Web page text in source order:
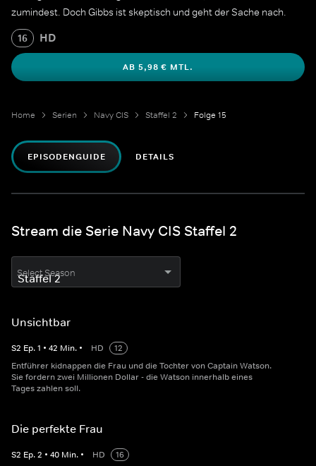
zumindest. Doch Gibbs ist skeptisch und geht der Sache nach.
16 HD
AB 5,98 € MTL.
Home Serien Navy CIS Staffel 2 Folge 15
EPISODENGUIDE DETAILS
Stream die Serie Navy CIS Staffel 2
Select Season
Unsichtbar
S2 Ep.1 • 42 Min. • HD
12
Entführer kidnappen die Frau und die Tochter von Captain Watson.
Sie fordern zwei Millionen Dollar - die Watson innerhalb eines
Tages zahlen soll.
Die perfekte Frau
S2 Ep.2 • 40 Min. • HD
16